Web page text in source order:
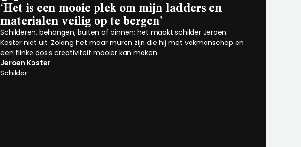
‘Het is een mooie plek om mijn ladders en
materialen veilig op te bergen’
Schilderen, behangen, buiten of binnen; het maakt schilder Jeroen
Koster niet uit. Zolang het maar muren zijn die hij met vakmanschap en
een flinke dosis creativiteit mooier kan maken.
Jeroen Koster
Schilder